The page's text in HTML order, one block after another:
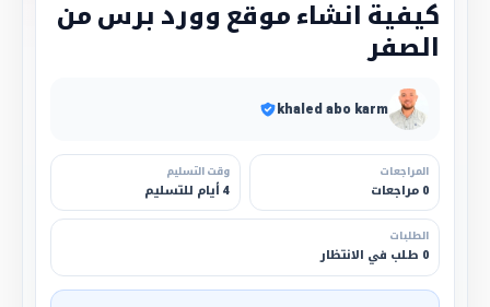
كيفية انشاء موقع وورد برس من
الصفر
khaled abo karm
المراجعات
0 مراجعات
وقت التسليم
4 أيام للتسليم
الطلبات
0 طلب في الانتظار